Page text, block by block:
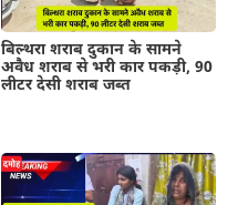
बिल्थरा शराब दुकान के सामने
अवैध शराब से भरी कार पकड़ी, 90
लीटर देसी शराब जब्त